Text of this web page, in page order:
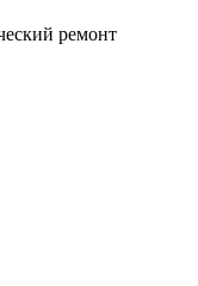
ремонт